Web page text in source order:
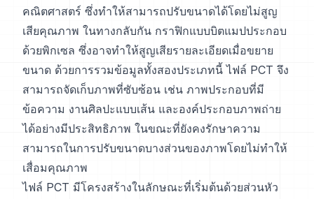
คณิตศาสตร์ ซึ่งทำให้สามารถปรับขนาดได้โดยไม่สูญ
เสียคุณภาพ ในทางกลับกัน กราฟิกแบบบิตแมปประกอบ
ด้วยพิกเซล ซึ่งอาจทำให้สูญเสียรายละเอียดเมื่อขยาย
ขนาด ด้วยการรวมข้อมูลทั้งสองประเภทนี้ ไฟล์ PCT จึง
สามารถจัดเก็บภาพที่ซับซ้อน เช่น ภาพประกอบที่มี
ข้อความ งานศิลปะแบบเส้น และองค์ประกอบภาพถ่าย
ได้อย่างมีประสิทธิภาพ ในขณะที่ยังคงรักษาความ
สามารถในการปรับขนาดบางส่วนของภาพโดยไม่ทำให้
เสื่อมคุณภาพ
ไฟล์ PCT มีโครงสร้างในลักษณะที่เริ่มต้นด้วยส่วนหัว